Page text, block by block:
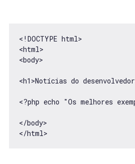
<!DOCTYPE html>
<html>
<body>
<h1>Notícias do
<?php echo "Os melhores
</body>
</html>